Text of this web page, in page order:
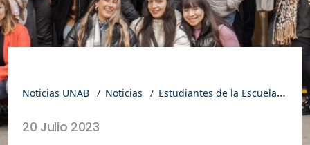
Noticias UNAB Noticias Estudiantes de la Escuela de Educación UNAB fortalecen su formación académica con pasantía en FLACSO Argentina
20 Julio 2023